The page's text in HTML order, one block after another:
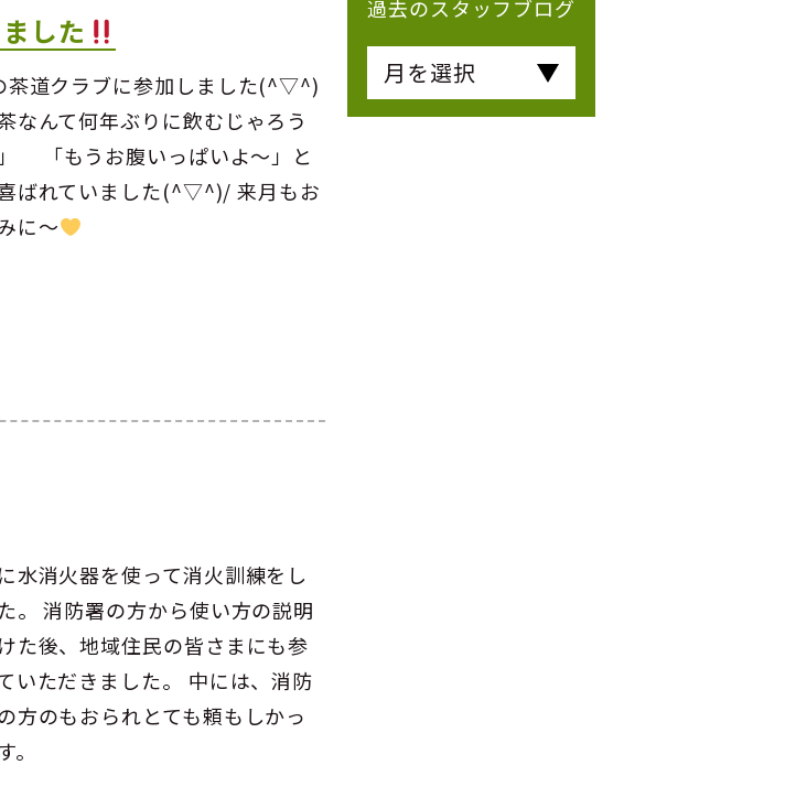
した
茶道クラブに参加しました(^▽^)
茶なんて何年ぶりに飲むじゃろう
「もうお腹いっぱいよ～」と
ばれていました(^▽^)/ 来月もお
に～
水消火器を使って消火訓練をし
。 消防署の方から使い方の説明
た後、地域住民の皆さまにも参
いただきました。 中には、消防
方のもおられとても頼もしかっ
。
過去のスタッフブログ
月を選択